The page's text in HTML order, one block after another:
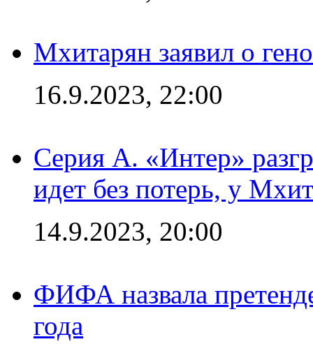
Мхитарян заявил о
16.9.2023, 22:00
Серия А. «Интер»
идет без потерь, у
14.9.2023, 20:00
ФИФА назвала
года